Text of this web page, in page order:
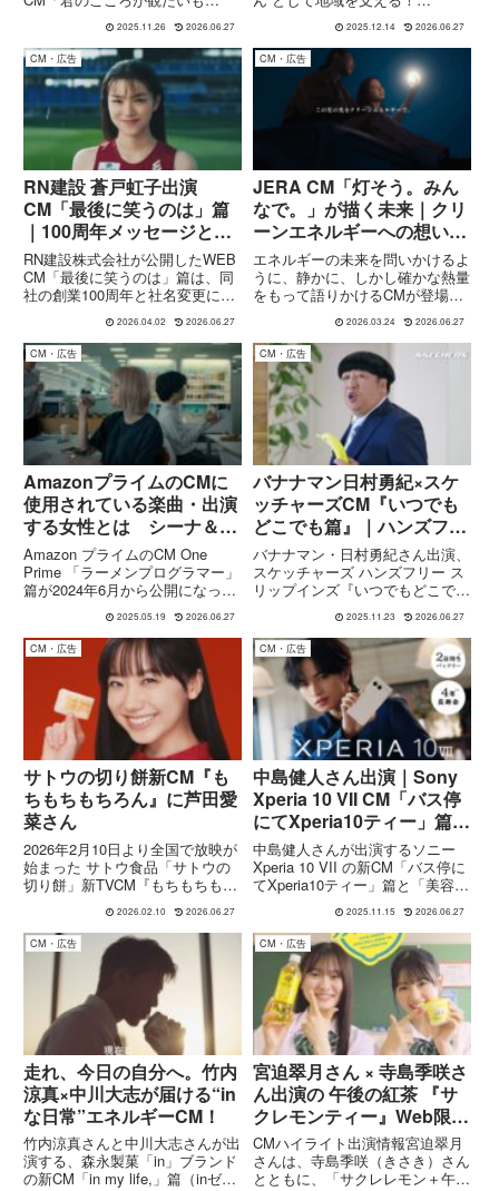
る"っていうあれ、何？」編を紹
介。こころの栄養補給というテー
マやストーリー、CMソング「ぜ
んぶオーライ！」の情報まで詳し
く解説します。
2025.11.26 2026.06.27
WEB動画「よみがえれ、さくら
パン」、2025年“しんくみあるあ
る”2篇の内容と見どころを解説。
2025.12.14 2026.06.27
CM・広告
RN建設 蒼戸虹子出演
CM「最後に笑うのは」篇
｜100周年メッセージと若
者へのエール
RN建設株式会社が公開したWEB
CM「最後に笑うのは」篇は、同
社の創業100周年と社名変更にあ
CMです。出演には俳優の蒼戸虹
子さんを起用し、陸上長距離選手
として悔しさや葛藤を抱えながら
も前を向く若者の姿を描い...
2026.04.02 2026.06.27
CM・広告
JERA CM「灯そう。みん
なで。」が描く未来｜クリ
ーンエネルギーへの想いと
共創メッセージ 楽曲 藤井
風『満ちてゆく』
エネルギーの未来を問いかけるよ
うに、静かに、しかし確かな熱量
をもって語りかけるCMが登場し
CM「灯そう。みんなで。」30秒
編は、クリーンエネルギー社会の
実現に向けた企業のビジョンと、
社会全体で取り組むべき課題...
2026.03.24 2026.06.27
CM・広告
AmazonプライムのCMに
使用されている楽曲・出演
する女性とは シーナ＆
ザ・ロケッツ
Amazon プライムのCM One
Prime 「ラーメンプログラマー」
篇が2024年6月から公開になって
本のロックバンド シーナ＆ザ・
ロケッツの1979年のファースト
アルバム「#1」収録曲「レモン
2025.05.19 2026.06.27
CM・広告
バナナマン日村勇紀×スケ
ッチャーズCM『いつでも
どこでも篇』｜ハンズフリ
ー スリップインズで仕事
からゴルフまで快適に
バナナマン・日村勇紀さん出演、
スケッチャーズ ハンズフリー ス
リップインズ『いつでもどこでも
事・ウォーキング・キャンプ・ゴ
ルフと、あらゆるシーンで“手を
使わずにスッと履ける”スリップ
インズの魅力やテクノロジー、
CM掲載モデルもまとめます。
2025.11.23 2026.06.27
CM・広告
サトウの切り餅新CM『も
ちもちもちろん』に芦田愛
菜さん
2026年2月10日より全国で放映が
始まった サトウ食品「サトウの
切り餅」新TVCM『もちもちもち
菜さん が再びCMキャラクターに
起用されました。本CMは「お餅
のもちもち感」と「楽しさ」を視
覚・聴覚で強く印象...
2026.02.10 2026.06.27
CM・広告
中島健人さん出演｜Sony
Xperia 10 VII CM「バス停
にてXperia10ティー」篇＆
「美容室にてXperia10ティ
ー」篇
中島健人さんが出演するソニー
Xperia 10 VII の新CM「バス停に
てXperia10ティー」篇と「美容室
日常のワンシーンに自然に寄り添
うスマホの魅力を、中島さんの柔
らかな存在感と共に描いたシリー
ズを紹介します。
2025.11.15 2026.06.27
CM・広告
走れ、今日の自分へ。竹内
涼真×中川大志が届ける“in
な日常”エネルギーCM！
竹内涼真さんと中川大志さんが出
演する、森永製菓「in」ブランド
の新CM「in my life,」篇（inゼリ
CM・広告
宮迫翠月さん × 寺島季咲さ
ん出演の 午後の紅茶 『サ
クレモンティー』Web限定
CM (Instagram)
CMハイライト出演情報宮迫翠月
さんは、寺島季咲（きさき）さん
とともに、「サクレレモン＋午後